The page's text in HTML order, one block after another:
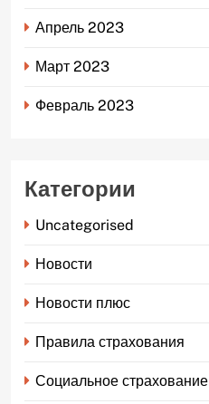
Апрель 2023
Март 2023
Февраль 2023
Категории
Uncategorised
Новости
Новости плюс
Правила страхования
Социальное страхование